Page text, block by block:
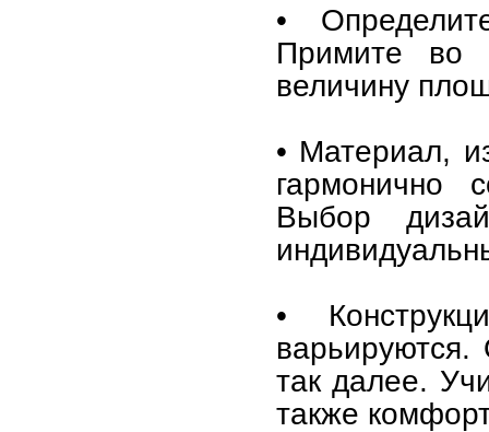
•
Примите во
величину
• Материал,
гармонично
Выбор
•
так далее.
также